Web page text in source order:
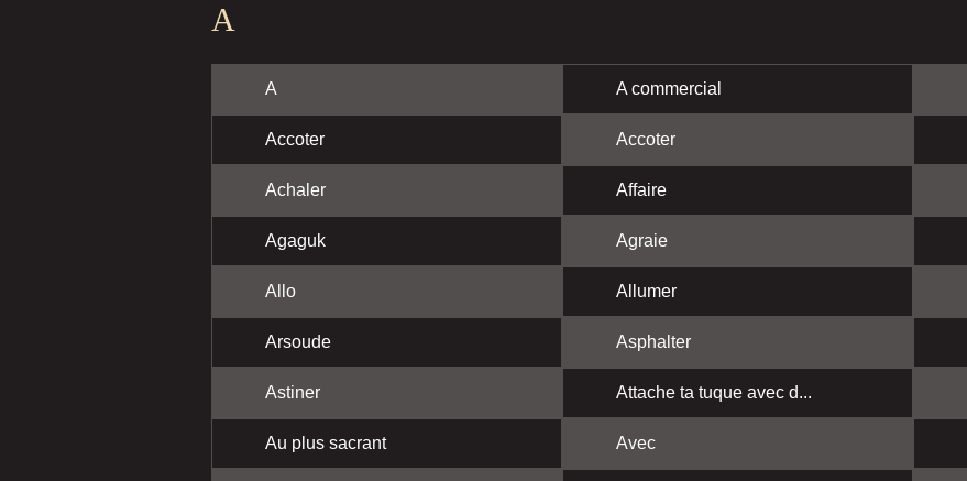
A
A A commercial
Accoter Accoter
Achaler Affaire
Agaguk Agraie
Allo Allumer
Arsoude Asphalter
Astiner Attache ta tuque avec d...
Au plus sacrant Avec